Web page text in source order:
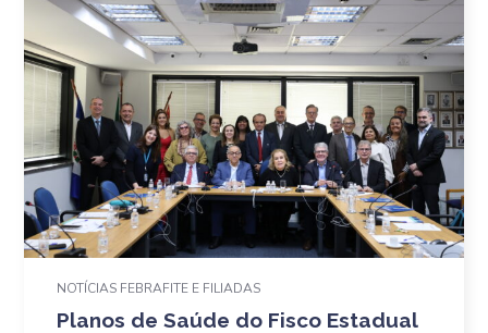
NOTÍCIAS FEBRAFITE E FILIADAS
Planos de Saúde do Fisco Estadual